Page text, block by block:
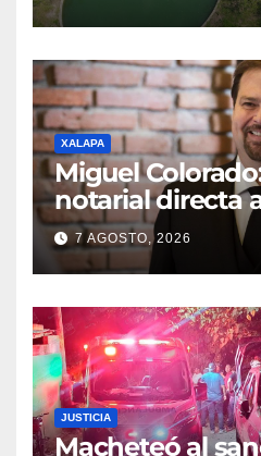
XALAPA
Miguel
notarial directa
7 AGOSTO, 2026
JUSTICIA
Macheteó al